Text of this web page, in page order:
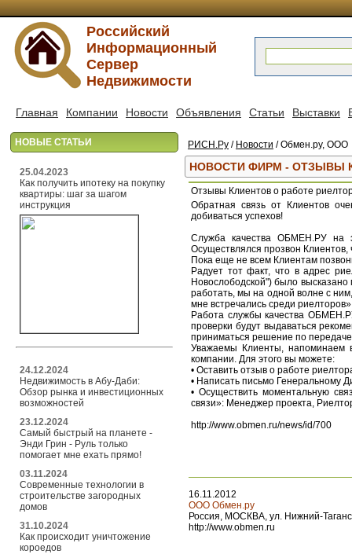
Российский
Информационный
Сервер
Недвижимости
Главная Компании Новости Объявления Статьи Выставки
НОВЫЕ СТАТЬИ
25.04.2023
Как получить ипотеку на покупку
квартиры: шаг за шагом
инструкция
24.12.2024
Недвижимость в Абу-Даби:
Обзор рынка и инвестиционных
возможностей
23.12.2024
Самый быстрый на планете -
Энди Грин - Руль только
помогает мне ехать прямо!
03.11.2024
Современные технологии в
строительстве загородных
домов
31.10.2024
Как происходит уничтожение
короедов
РИСН.Ру / Новости / Обмен.ру, ООО
НОВОСТИ ФИРМ - ОТЗЫВЫ
Отзывы Клиентов о работе
Обратная связь от Клиентов
добиваться успехов!
Служба качества ОБМЕН.РУ на
Осуществлялся прозвон Клиентов,
Пока еще не всем Клиентам
Радует тот факт, что в адрес
Новослободской") было
работать, мы на одной волне с
мне встречались среди
Работа службы качества
проверки будут выдаваться
приниматься решение по
Уважаемы Клиенты, напоминаем
компании. Для этого вы можете:
• Оставить отзыв о работе
• Написать письмо Генеральному
• Осуществить моментальную
связи»: Менеджер проекта,
http://www.obmen.ru/news/id/700
16.11.2012
ООО Обмен.ру
Россия, МОСКВА, ул. Нижний-
http://www.obmen.ru